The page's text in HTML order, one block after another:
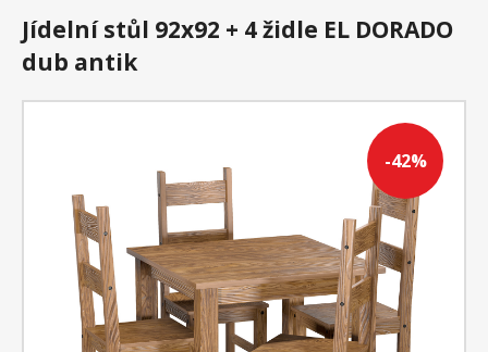
-42%
Jídelní stůl 92x92 + 4 židle EL DORADO
dub antik